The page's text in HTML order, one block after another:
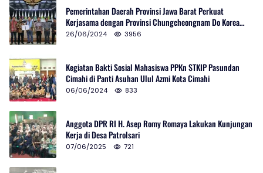
Pemerintahan Daerah Provinsi Jawa Barat Perkuat
Kerjasama dengan Provinsi Chungcheongnam Do Korea
Selatan
26/06/2024 3956
Kegiatan Bakti Sosial Mahasiswa PPKn STKIP Pasundan
Cimahi di Panti Asuhan Ulul Azmi Kota Cimahi
06/06/2024 833
Anggota DPR RI H. Asep Romy Romaya Lakukan Kunjungan
Kerja di Desa Patrolsari
07/06/2025 721